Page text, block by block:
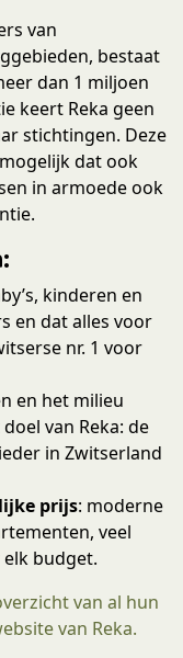
van
bestaat
dan 1 miljoen
keert Reka geen
stichtingen. Deze
dat ook
in armoede ook
kinderen en
en dat alles voor
nr. 1 voor
en het milieu
van Reka: de
in Zwitserland
prijs: moderne
veel
elk budget.
van al hun
van Reka.